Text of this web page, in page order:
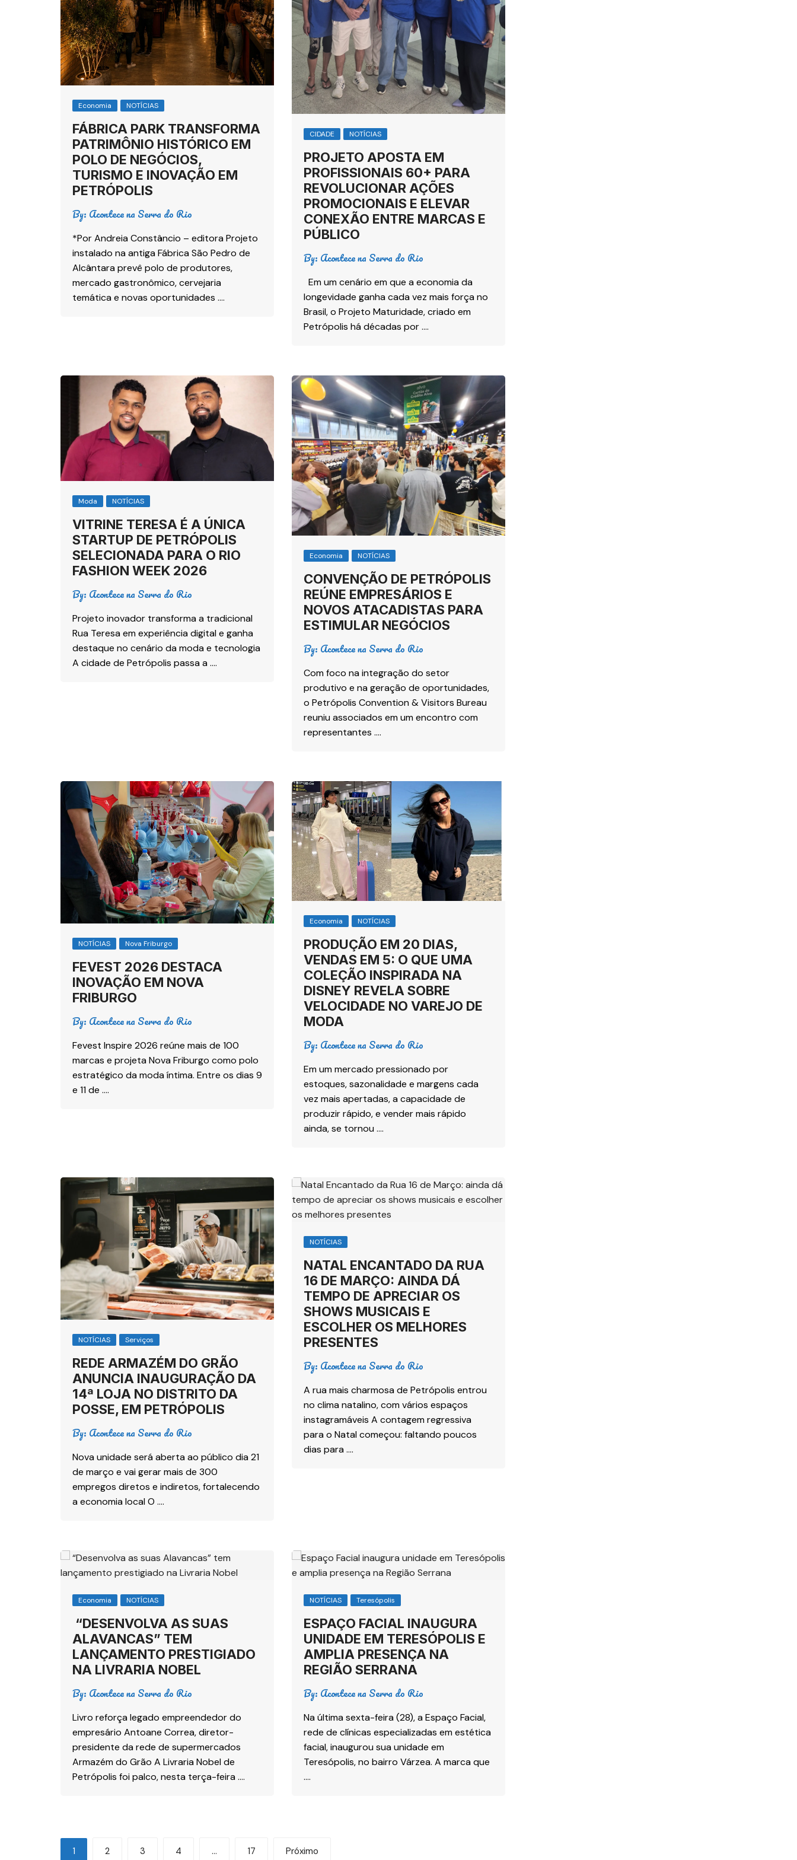
Economia NOTÍCIAS
FÁBRICA PARK TRANSFORMA
PATRIMÔNIO HISTÓRICO EM
POLO DE NEGÓCIOS,
TURISMO E INOVAÇÃO EM
PETRÓPOLIS
By: Acontece na Serra do Rio
*Por Andreia Constâncio – editora Projeto
instalado na antiga Fábrica São Pedro de
Alcântara prevê polo de produtores,
mercado gastronômico, cervejaria
temática e novas oportunidades ….
CIDADE NOTÍCIAS
PROJETO APOSTA EM
PROFISSIONAIS 60+ PARA
REVOLUCIONAR AÇÕES
PROMOCIONAIS E ELEVAR
CONEXÃO ENTRE MARCAS E
PÚBLICO
By: Acontece na Serra do Rio
Em um cenário em que a economia da
longevidade ganha cada vez mais força no
Brasil, o Projeto Maturidade, criado em
Petrópolis há décadas por ….
Moda NOTÍCIAS
VITRINE TERESA É A ÚNICA
STARTUP DE PETRÓPOLIS
SELECIONADA PARA O RIO
FASHION WEEK 2026
By: Acontece na Serra do Rio
Projeto inovador transforma a tradicional
Rua Teresa em experiência digital e ganha
destaque no cenário da moda e tecnologia
A cidade de Petrópolis passa a ….
Economia NOTÍCIAS
CONVENÇÃO DE PETRÓPOLIS
REÚNE EMPRESÁRIOS E
NOVOS ATACADISTAS PARA
ESTIMULAR NEGÓCIOS
By: Acontece na Serra do Rio
Com foco na integração do setor
produtivo e na geração de oportunidades,
o Petrópolis Convention & Visitors Bureau
reuniu associados em um encontro com
representantes ….
NOTÍCIAS Nova Friburgo
FEVEST 2026 DESTACA
INOVAÇÃO EM NOVA
FRIBURGO
By: Acontece na Serra do Rio
Fevest Inspire 2026 reúne mais de 100
marcas e projeta Nova Friburgo como polo
estratégico da moda íntima. Entre os dias 9
e 11 de ….
Economia NOTÍCIAS
PRODUÇÃO EM 20 DIAS,
VENDAS EM 5: O QUE UMA
COLEÇÃO INSPIRADA NA
DISNEY REVELA SOBRE
VELOCIDADE NO VAREJO DE
MODA
By: Acontece na Serra do Rio
Em um mercado pressionado por
estoques, sazonalidade e margens cada
vez mais apertadas, a capacidade de
produzir rápido, e vender mais rápido
ainda, se tornou ….
NOTÍCIAS Serviços
REDE ARMAZÉM DO GRÃO
ANUNCIA INAUGURAÇÃO DA
14ª LOJA NO DISTRITO DA
POSSE, EM PETRÓPOLIS
By: Acontece na Serra do Rio
Nova unidade será aberta ao público dia 21
de março e vai gerar mais de 300
empregos diretos e indiretos, fortalecendo
a economia local O ….
NOTÍCIAS
NATAL ENCANTADO DA RUA
16 DE MARÇO: AINDA DÁ
TEMPO DE APRECIAR OS
SHOWS MUSICAIS E
ESCOLHER OS MELHORES
PRESENTES
By: Acontece na Serra do Rio
A rua mais charmosa de Petrópolis entrou
no clima natalino, com vários espaços
instagramáveis A contagem regressiva
para o Natal começou: faltando poucos
dias para ….
Economia NOTÍCIAS
“DESENVOLVA AS SUAS
ALAVANCAS” TEM
LANÇAMENTO PRESTIGIADO
NA LIVRARIA NOBEL
By: Acontece na Serra do Rio
Livro reforça legado empreendedor do
empresário Antoane Correa, diretor-
presidente da rede de supermercados
Armazém do Grão A Livraria Nobel de
Petrópolis foi palco, nesta terça-feira ….
NOTÍCIAS Teresópolis
ESPAÇO FACIAL INAUGURA
UNIDADE EM TERESÓPOLIS E
AMPLIA PRESENÇA NA
REGIÃO SERRANA
By: Acontece na Serra do Rio
Na última sexta-feira (28), a Espaço Facial,
rede de clínicas especializadas em estética
facial, inaugurou sua unidade em
Teresópolis, no bairro Várzea. A marca que
….
1 2 3 4 … 17 Próximo